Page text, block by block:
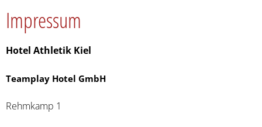
Impressum
Hotel Athletik Kiel
Teamplay Hotel GmbH
Rehmkamp 1